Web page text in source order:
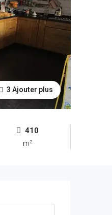
3 Ajouter plus
410
m²